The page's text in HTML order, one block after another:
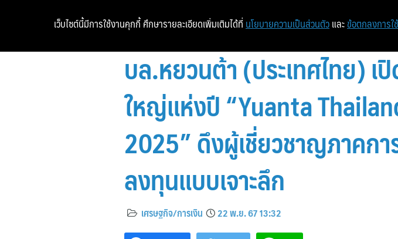
หน้าแรก ท่องเ
บล.หยวนต้า (ประเทศไทย)
ใหญ่แห่งปี “Yuanta
2025” ดึงผู้เชี่ยวชาญภาคก
ลงทุนแบบเจาะลึก
เศรษฐกิจ/การเงิน 22 พ.ย. 67 13:32
เว็บไซต์นี้มีการใช้งานคุกกี้ ศึกษารายละเอียดเพิ่มเติมได้ที่ นโยบายความเป็นส่วนตัว และ ข้อตกลงการใ